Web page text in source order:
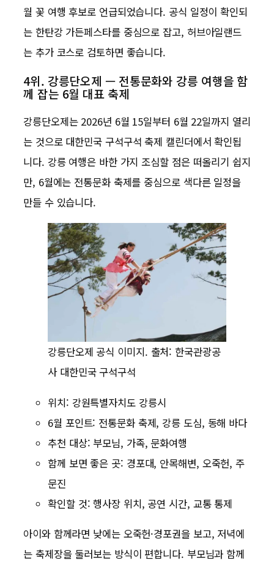
월 꽃 여행 후보로 언급되었습니다. 공식 일정이 확인되
는 한탄강 가든페스타를 중심으로 잡고, 허브아일랜드
는 추가 코스로 검토하면 좋습니다.
4위. 강릉단오제 — 전통문화와 강릉 여행을 함
께 잡는 6월 대표 축제
강릉단오제는 2026년 6월 15일부터 6월 22일까지 열리
는 것으로 대한민국 구석구석 축제 캘린더에서 확인됩
니다. 강릉 여행은 바한 가지 조심할 점은 떠올리기 쉽지
만, 6월에는 전통문화 축제를 중심으로 색다른 일정을
만들 수 있습니다.
강릉단오제 공식 이미지. 출처: 한국관광공
사 대한민국 구석구석
위치: 강원특별자치도 강릉시
6월 포인트: 전통문화 축제, 강릉 도심, 동해 바다
추천 대상: 부모님, 가족, 문화여행
함께 보면 좋은 곳: 경포대, 안목해변, 오죽헌, 주
문진
확인할 것: 행사장 위치, 공연 시간, 교통 통제
아이와 함께라면 낮에는 오죽헌·경포권을 보고, 저녁에
는 축제장을 둘러보는 방식이 편합니다. 부모님과 함께